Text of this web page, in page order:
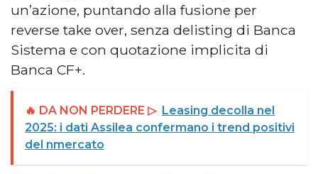
un’azione, puntando alla fusione per
reverse take over, senza delisting di Banca
Sistema e con quotazione implicita di
Banca CF+.
🔥 DA NON PERDERE ▷ Leasing decolla nel
2025: i dati Assilea confermano i trend positivi
del nmercato